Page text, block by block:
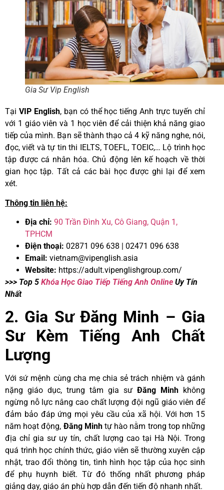
Gia Sư Vip English
Tại VIP English, bạn có thể học tiếng Anh trực tuyến chỉ
với 1 giáo viên và 1 học viên để cải thiện khả năng giao
tiếp của mình. Bạn sẽ thành thạo cả 4 kỹ năng nghe, nói,
đọc, viết và tự tin thi IELTS, TOEFL, TOEIC,… Lộ trình học
tập được cá nhân hóa. Chủ động lên kế hoạch về thời
gian học tập. Tất cả các bài học được ghi lại để xem
xét.
Thông tin liên hệ:
Địa chỉ: 90 Trần Đình Xu, Cô Giang, Quận 1,
TPHCM
Điện thoại: 02871 096 638 | 02471 096 638
Email: vietnam@vipenglish.asia
Website: https://adult.vipenglishgroup.com/
>>> Top 5 Khóa Học Giao Tiếp Tiếng Anh Online Uy Tín
Nhất
2. Gia Sư Đăng Minh – Gia
Sư Kèm Tiếng Anh Chất
Lượng
Với sứ mệnh cùng cha mẹ chia sẻ trách nhiệm và gánh
nặng giáo dục, trung tâm gia sư Đăng Minh không
ngừng nỗ lực nâng cao chất lượng đội ngũ giáo viên để
đảm bảo đáp ứng mọi yêu cầu của xã hội. Với hơn 15
năm hoạt động, Đăng Minhtự hào nằm trong top những
địa chỉ gia sư uy tín, chất lượng cao tại Hà Nội. Trong
quá trình học chính thức, giáo viên sẽ thường xuyên cập
nhật, trao đổi thông tin, tình hình học tập của học sinh
để phụ huynh biết. Từ đó thống nhất phương pháp
giảng dạy, giáo án phù hợp dẫn đến tiến độ nhanh nhất.